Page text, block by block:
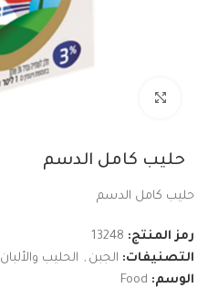
حليب كامل الدسم
حليب كامل الدسم
رمز المنتج: 13248
التصنيفات: الجبن , الحليب والألبان
الوسم: Food